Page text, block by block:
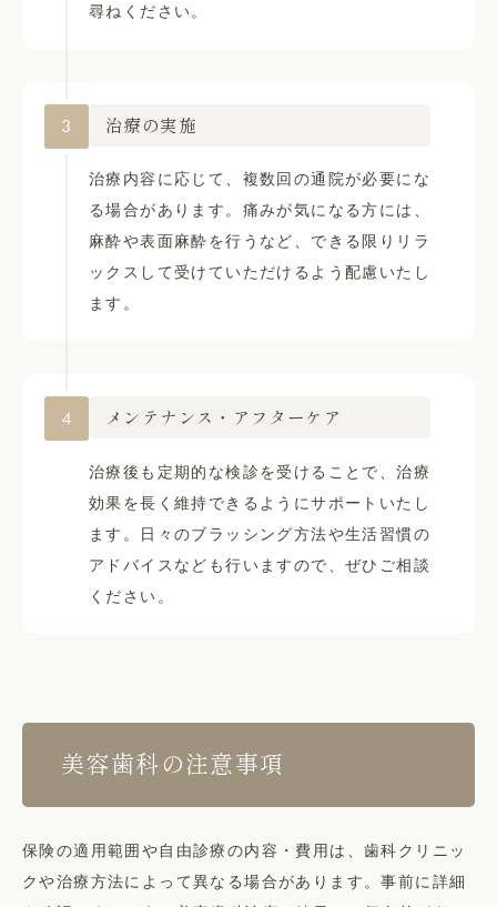
尋ねください。
3 治療の実施
治療内容に応じて、複数回の通院が必要にな
る場合があります。痛みが気になる方には、
麻酔や表面麻酔を行うなど、できる限りリラ
ックスして受けていただけるよう配慮いたし
ます。
4 メンテナンス・アフターケア
治療後も定期的な検診を受けることで、治療
効果を長く維持できるようにサポートいたし
ます。日々のブラッシング方法や生活習慣の
アドバイスなども行いますので、ぜひご相談
ください。
美容歯科の注意事項
保険の適用範囲や自由診療の内容・費用は、歯科クリニッ
クや治療方法によって異なる場合があります。事前に詳細